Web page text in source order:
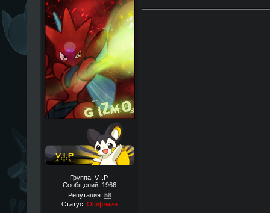
Группа: V.I.P.
Сообщений: 1966
Репутация: 58
Статус: Оффлайн